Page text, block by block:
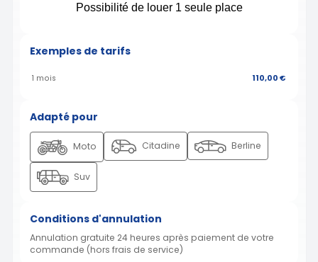
Possibilité de louer 1 seule place
Exemples de tarifs
1 mois 110,00 €
Adapté pour
Moto Citadine Berline
Suv
Conditions d'annulation
Annulation gratuite 24 heures après paiement de votre
commande (hors frais de service)